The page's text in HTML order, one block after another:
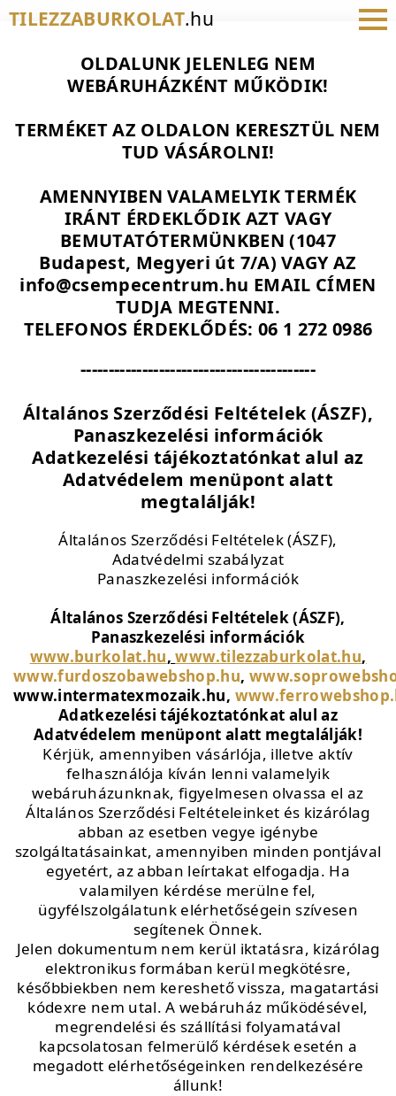
TILEZZABURKOLAT.hu
OLDALUNK JELENLEG NEM
WEBÁRUHÁZKÉNT MŰKÖDIK!
TERMÉKET AZ OLDALON KERESZTÜL NEM
TUD VÁSÁROLNI!
AMENNYIBEN VALAMELYIK TERMÉK
IRÁNT ÉRDEKLŐDIK AZT VAGY
BEMUTATÓTERMÜNKBEN (1047
Budapest, Megyeri út 7/A) VAGY AZ
info@csempecentrum.hu EMAIL CÍMEN
TUDJA MEGTENNI.
TELEFONOS ÉRDEKLŐDÉS: 06 1 272 0986
------------------------------------------
Általános Szerződési Feltételek (ÁSZF),
Panaszkezelési információk
Adatkezelési tájékoztatónkat alul az
Adatvédelem menüpont alatt
megtalálják!
Általános Szerződési Feltételek (ÁSZF),
Adatvédelmi szabályzat
Panaszkezelési információk
Általános Szerződési Feltételek (ÁSZF),
Panaszkezelési információk
www.burkolat.hu,www.tilezzaburkolat.hu,
www.furdoszobawebshop.hu,
www.intermatexmozaik.hu,
Adatkezelési tájékoztatónkat alul az
Adatvédelem menüpont alatt megtalálják!
Kérjük, amennyiben vásárlója, illetve aktív
felhasználója kíván lenni valamelyik
webáruházunknak, figyelmesen olvassa el az
Általános Szerződési Feltételeinket és kizárólag
abban az esetben vegye igénybe
szolgáltatásainkat, amennyiben minden pontjával
egyetért, az abban leírtakat elfogadja. Ha
valamilyen kérdése merülne fel,
ügyfélszolgálatunk elérhetőségein szívesen
segítenek Önnek.
Jelen dokumentum nem kerül iktatásra, kizárólag
elektronikus formában kerül megkötésre,
későbbiekben nem kereshető vissza, magatartási
kódexre nem utal. A webáruház működésével,
megrendelési és szállítási folyamatával
kapcsolatosan felmerülő kérdések esetén a
megadott elérhetőségeinken rendelkezésére
állunk!